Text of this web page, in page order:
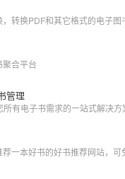
，转换PDF和其它格式的电子图
合平台
管理
一本好书的好书推荐网站，可